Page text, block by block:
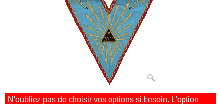
N'oubliez pas de choisir vos options si besoin. L'option